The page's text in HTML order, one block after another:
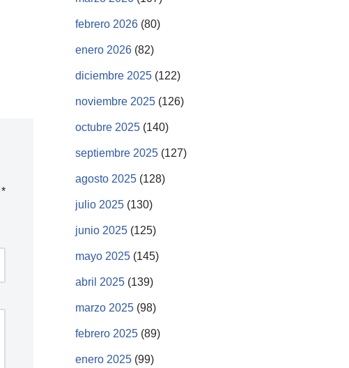
*
febrero 2026 (80)
enero 2026 (82)
diciembre 2025 (122)
noviembre 2025 (126)
octubre 2025 (140)
septiembre 2025 (127)
agosto 2025 (128)
julio 2025 (130)
junio 2025 (125)
mayo 2025 (145)
abril 2025 (139)
marzo 2025 (98)
febrero 2025 (89)
enero 2025 (99)